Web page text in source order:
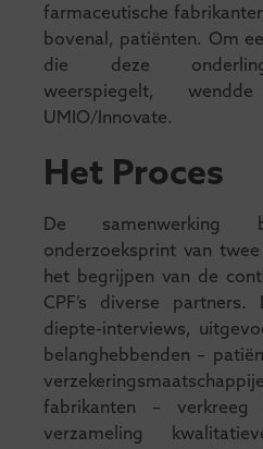
farmaceutische
bovenal, patiënten. Om
die deze
weerspiegelt,
UMIO/Innovate.
Het Proces
De
onderzoeksprint van
het begrijpen van de
CPF’s diverse
diepte-interviews,
belanghebbenden –
fabrikanten –
verzameling